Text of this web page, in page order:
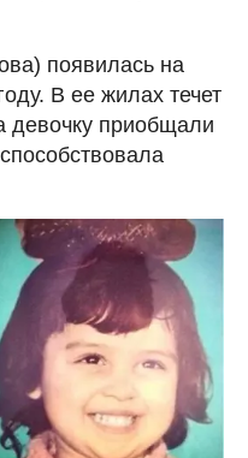
появилась на
В ее жилах течет
девочку приобщали